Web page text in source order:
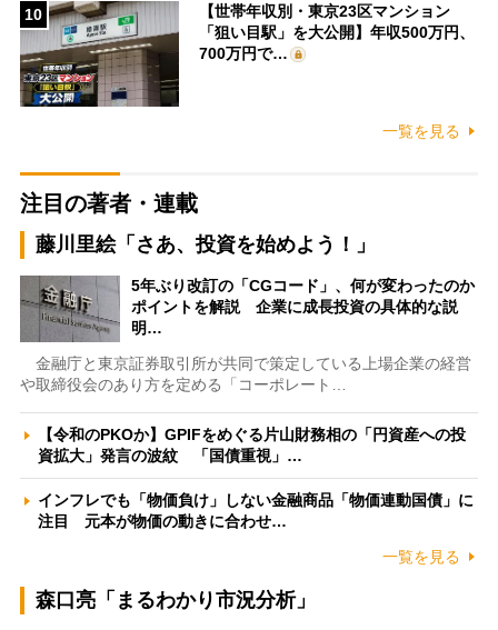
10
【世帯年収別・東京23区マンション
「狙い目駅」を大公開】年収500万円、
700万円で…
一覧を見る
注目の著者・連載
藤川里絵「さあ、投資を始めよう！」
5年ぶり改訂の「CGコード」、何が変わったのか
ポイントを解説 企業に成長投資の具体的な説
明…
金融庁と東京証券取引所が共同で策定している上場企業の経営
や取締役会のあり方を定める「コーポレート…
【令和のPKOか】GPIFをめぐる片山財務相の「円資産への投
資拡大」発言の波紋 「国債重視」…
インフレでも「物価負け」しない金融商品「物価連動国債」に
注目 元本が物価の動きに合わせ…
一覧を見る
森口亮「まるわかり市況分析」